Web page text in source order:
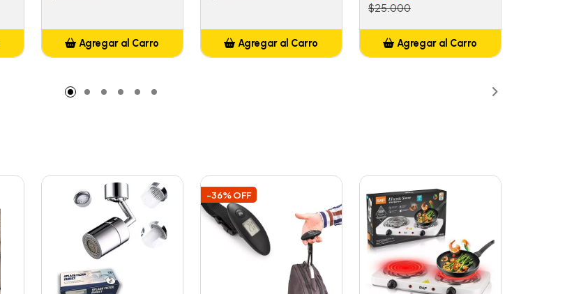
Agregar al Carro Agregar al Carro
$25.000
Agregar al Carro
-36% OFF